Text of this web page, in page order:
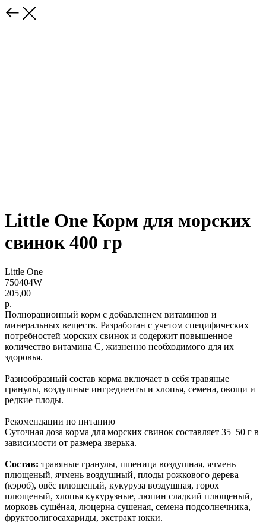
Little One Корм для морских
свинок 400 гр
Little One
750404W
205,00
р.
Полнорационный корм с добавлением витаминов и
минеральных веществ. Разработан с учетом специфических
потребностей морских свинок и содержит повышенное
количество витамина С, жизненно необходимого для их
здоровья.
Разнообразный состав корма включает в себя травяные
гранулы, воздушные ингредиенты и хлопья, семена, овощи и
редкие плоды.
Рекомендации по питанию
Суточная доза корма для морских свинок составляет 35–50 г в
зависимости от размера зверька.
Состав: травяные гранулы, пшеница воздушная, ячмень
плющеный, ячмень воздушный, плоды рожкового дерева
(кэроб), овёс плющеный, кукуруза воздушная, горох
плющеный, хлопья кукурузные, люпин сладкий плющеный,
морковь сушёная, люцерна сушеная, семена подсолнечника,
фруктоолигосахариды, экстракт юкки.